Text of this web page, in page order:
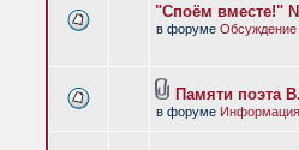
"Споём вместе!"
в форуме Обсуждение
Памяти поэта
в форуме Информация